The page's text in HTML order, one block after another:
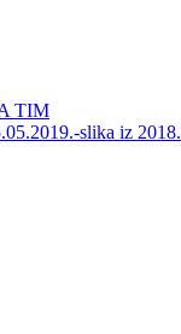
TIM
slika iz 2018.